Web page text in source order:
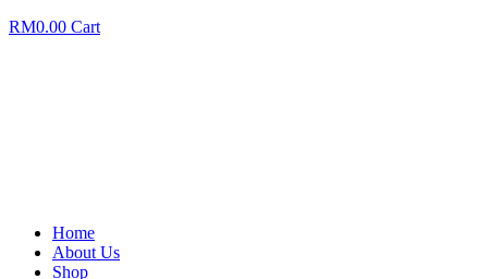
RM0.00 Cart
Home
About Us
Shop